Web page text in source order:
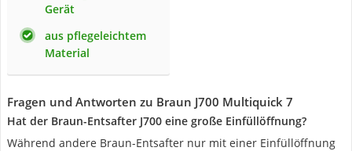
Gerät
aus pflegeleichtem
Material
Fragen und Antworten zu Braun J700 Multiquick 7
Hat der Braun-Entsafter J700 eine große Einfüllöffnung?
Während andere Braun-Entsafter nur mit einer Einfüllöffnung